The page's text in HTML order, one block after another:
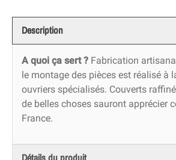
Description
A quoi ça sert ? Fabrication
le montage des pièces est réalisé à
ouvriers spécialisés. Couverts
de belles choses sauront apprécier
France.